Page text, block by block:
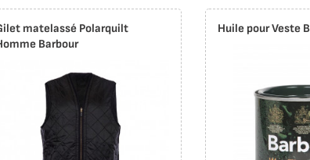
matelassé Polarquilt
Barbour
Huile pour Veste